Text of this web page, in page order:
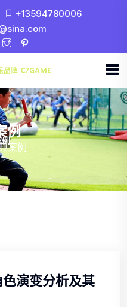
+13594780006
例
案例
演变分析及其